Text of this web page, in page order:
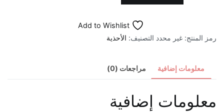
اسود
Add to Wishlist
رمز المنتج: غير محدد التصنيف: الأحذية
معلومات إضافية مراجعات (0)
معلومات إضافية